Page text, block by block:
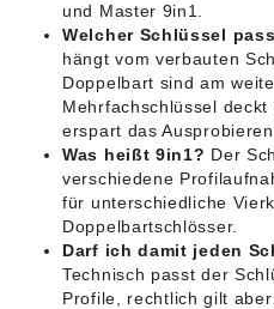
und Master 9in1.
Welcher Schlüssel
hängt vom verbauten
Doppelbart sind am
Mehrfachschlüssel
erspart das
Was heißt 9in1? Der
verschiedene
für unterschiedliche
Doppelbartschlösser.
Darf ich damit jeden
Technisch passt der
Profile, rechtlich gilt